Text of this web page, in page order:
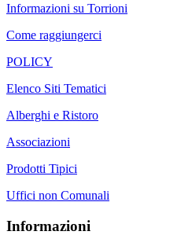
Informazioni su Torrioni
Come raggiungerci
POLICY
Elenco Siti Tematici
Alberghi e Ristoro
Associazioni
Prodotti Tipici
Uffici non Comunali
Informazioni